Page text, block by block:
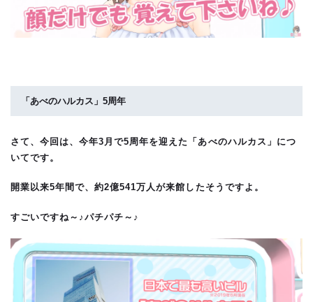
「あべのハルカス」5周年
さて、今回は、今年3月で5周年を迎えた「あべのハルカス」につ
いてです。
開業以来5年間で、約2億541万人が来館したそうですよ。
すごいですね～♪パチパチ～♪